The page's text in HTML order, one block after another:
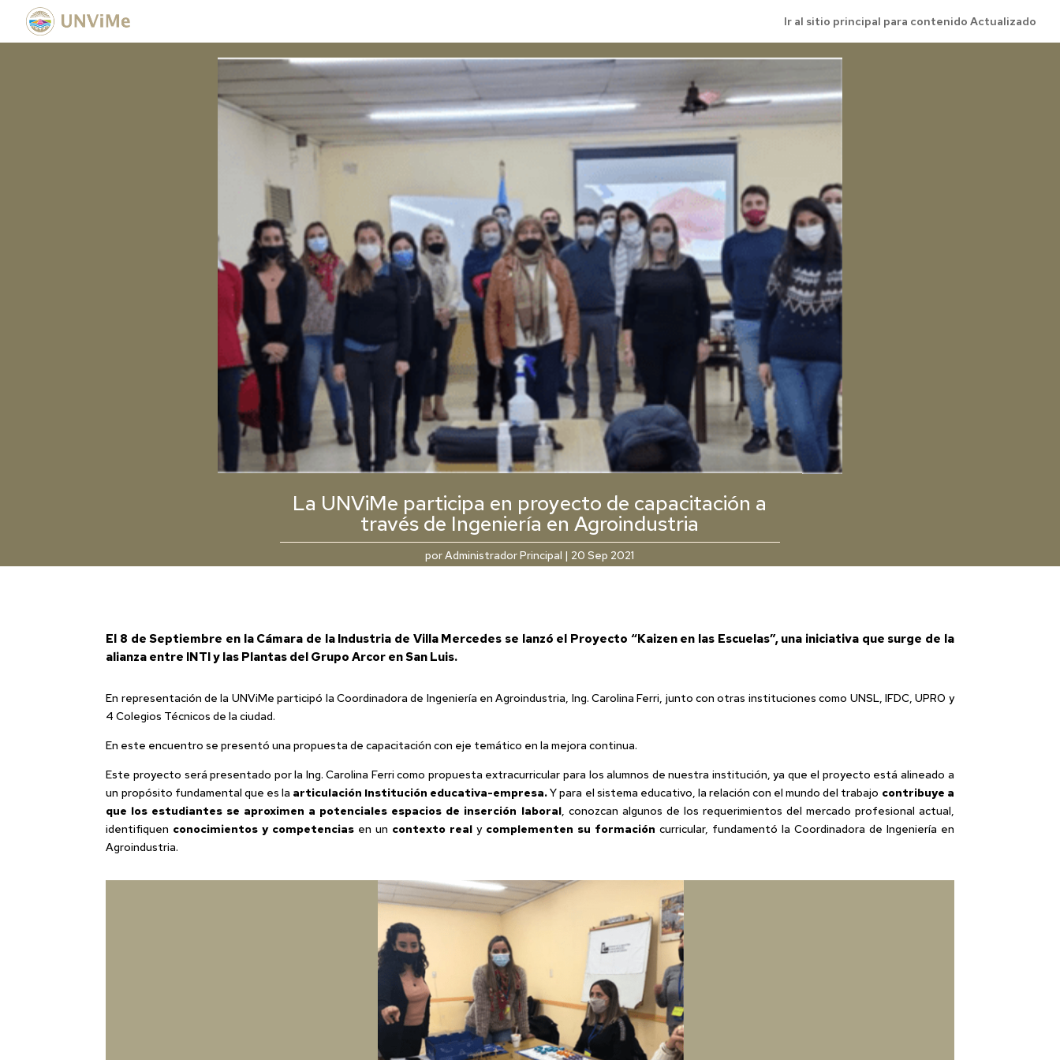
Ir al sitio principal para contenido Actualizado
La UNViMe participa en proyecto de capacitación a
través de Ingeniería en Agroindustria
porAdministrador Principal | 20 Sep 2021
El 8 de Septiembre en la Cámara de la Industria de Villa Mercedes se lanzó el Proyecto “Kaizen en las Escuelas”, una iniciativa que surge de la
alianza entre INTIy las Plantas del Grupo Arcor en San Luis.
En representación de la UNViMe participó la Coordinadora de Ingeniería en Agroindustria, Ing. Carolina Ferri, junto con otras instituciones como UNSL, IFDC, UPRO y
4 Colegios Técnicos de la ciudad.
En este encuentro se presentó una propuesta de capacitación con eje temático en la mejora continua.
Este proyecto será presentado por la Ing. Carolina Ferri como propuesta extracurricular para los alumnos de nuestra institución, ya que el proyecto está alineado a
un propósito fundamental que es la articulación Institución educativa-empresa.Y para el sistema educativo, la relación con el mundo del trabajo contribuye a
que los estudiantes se aproximen a potenciales espacios de inserción laboral, conozcan algunos de los requerimientos del mercado profesional actual,
identifiquen conocimientos y competencias en un contexto real y complementen su formación curricular, fundamentó la Coordinadora de Ingeniería en
Agroindustria.